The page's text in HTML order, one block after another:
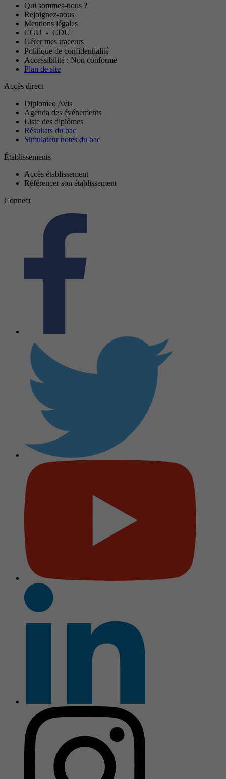
Qui sommes-nous ?
Rejoignez-nous
Mentions légales
CGU - CDU
Gérer mes traceurs
Politique de confidentialité
Accessibilité : Non conforme
Plan de site
Accès direct
Diplomeo Avis
Agenda des événements
Liste des diplômes
Résultats du bac
Simulateur notes du bac
Établissements
Accès établissement
Référencer son établissement
Connect